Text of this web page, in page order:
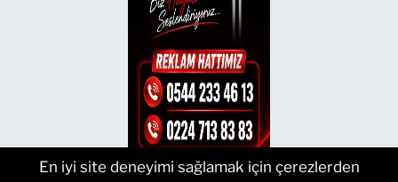
En iyi site deneyimi sağlamak için çerezlerden